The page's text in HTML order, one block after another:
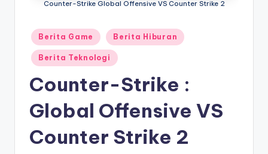
ni
platformCounter-Strike Global Offensive VS Counter Strike 2
Posted
in
Berita Game Berita Hiburan
Berita Teknologi
Counter-Strike :
Global Offensive VS
Counter Strike 2